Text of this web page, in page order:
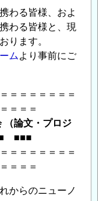
わる皆様、およ
わる皆様と、現
ります。
ム より事前にご
＝＝＝＝＝＝＝
＝＝＝
論文・プロジ
■■■
＝＝＝＝＝＝＝
＝＝＝
からのニューノ